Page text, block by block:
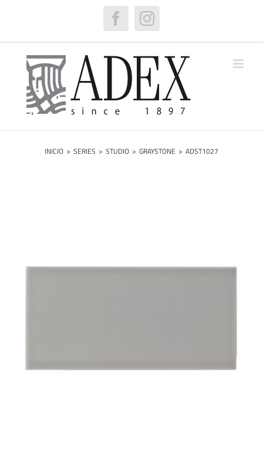
FacebookInstagram
INICIO > SERIES > STUDIO > GRAYSTONE > ADST1027